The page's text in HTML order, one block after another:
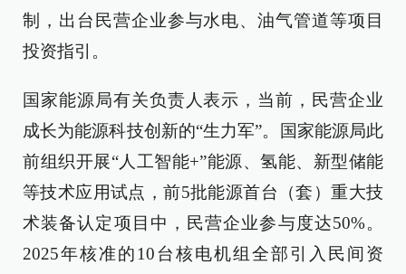
制，出台民营企业参与水电、油气管道等项目
投资指引。
国家能源局有关负责人表示，当前，民营企业
成长为能源科技创新的“生力军”。国家能源局此
前组织开展“人工智能+”能源、氢能、新型储能
等技术应用试点，前5批能源首台（套）重大技
术装备认定项目中，民营企业参与度达50%。
2025年核准的10台核电机组全部引入民间资